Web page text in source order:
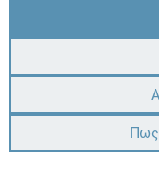
Πως